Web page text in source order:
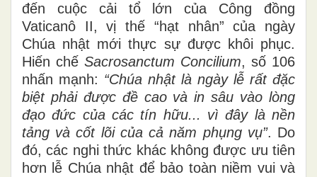
đến cuộc cải tổ lớn của Công đồng
Vaticanô II, vị thế “hạt nhân” của ngày
Chúa nhật mới thực sự được khôi phục.
Hiến chế Sacrosanctum Concilium, số 106
nhấn mạnh: “Chúa nhật là ngày lễ rất đặc
biệt phải được đề cao và in sâu vào lòng
đạo đức của các tín hữu... vì đây là nền
tảng và cốt lõi của cả năm phụng vụ”. Do
đó, các nghi thức khác không được ưu tiên
hơn lễ Chúa nhật để bảo toàn niềm vui và